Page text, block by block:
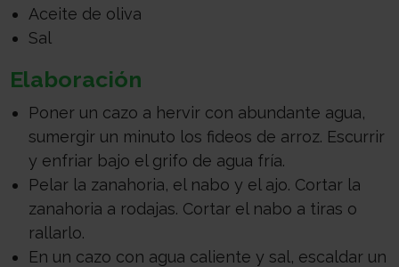
Aceite de oliva
Sal
Elaboración
Poner un cazo a hervir con abundante agua,
sumergir un minuto los fideos de arroz. Escurrir
y enfriar bajo el grifo de agua fría.
Pelar la zanahoria, el nabo y el ajo. Cortar la
zanahoria a rodajas. Cortar el nabo a tiras o
rallarlo.
En un cazo con agua caliente y sal, escaldar un